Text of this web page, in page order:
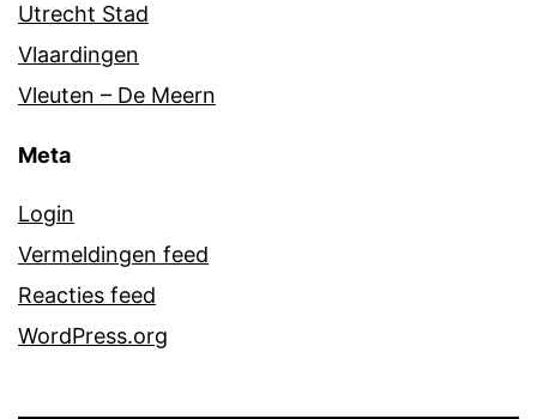
Utrecht Stad
Vlaardingen
Vleuten – De Meern
Meta
Login
Vermeldingen feed
Reacties feed
WordPress.org